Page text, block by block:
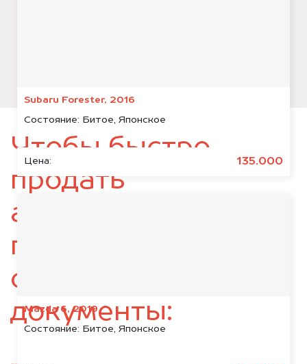
Subaru Forester, 2016
Состояние: Битое, Японское
Цена: 135.000
Mazda 6, 2019
Состояние: Битое, Японское
Чтобы быстро
продать
автомобиль,
подготовьте
следующие
документы: